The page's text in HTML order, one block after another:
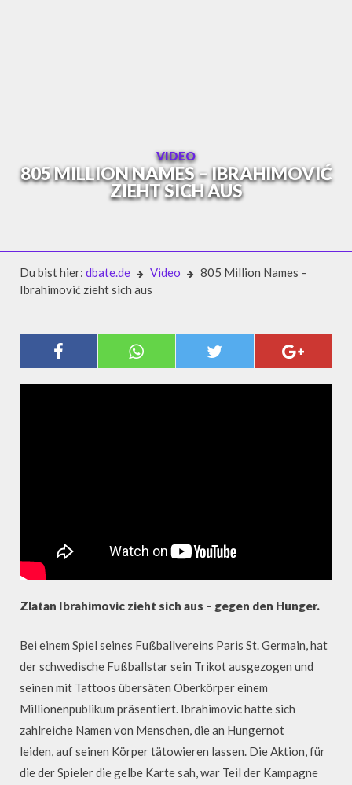
VIDEO
805 MILLION NAMES – IBRAHIMOVIĆ
ZIEHT SICH AUS
Du bist hier: dbate.de Video
805 Million Names –
Ibrahimović zieht sich aus
805 MILLION NAMES –
IBRAHIMOVIĆ ZIEHT SICH AUS
Zlatan Ibrahimovic zieht sich aus – gegen den Hunger.
Bei einem Spiel seines Fußballvereins Paris St. Germain, hat
der schwedische Fußballstar sein Trikot ausgezogen und
seinen mit Tattoos übersäten Oberkörper einem
Millionenpublikum präsentiert. Ibrahimovic hatte sich
zahlreiche Namen von Menschen, die an Hungernot
leiden, auf seinen Körper tätowieren lassen. Die Aktion, für
die der Spieler die gelbe Karte sah, war Teil der Kampagne